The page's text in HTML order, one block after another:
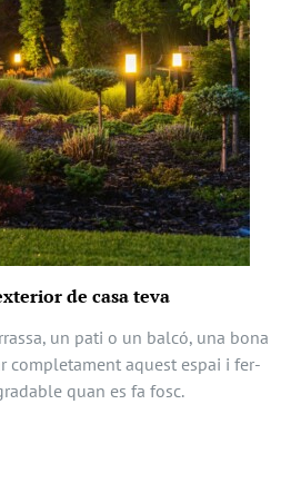
de casa teva
un pati o un balcó, una bona
completament aquest espai i fer-
quan es fa fosc.